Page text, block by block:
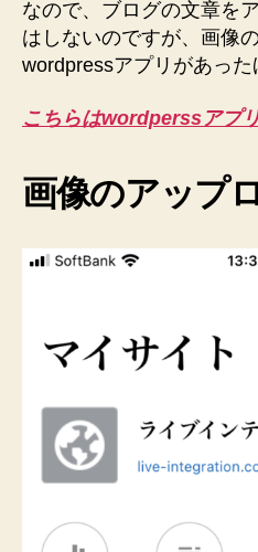
て
も
簡
へ
なので、ブログの文章を
はしないのですが、画像
wordpressアプリがあった
こちらはwordperssアプ
画像のアップ